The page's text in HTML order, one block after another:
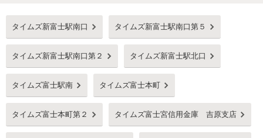
タイムズ新富士駅南口 タイムズ新富士駅南口第５
タイムズ新富士駅南口第２ タイムズ新富士駅北口
タイムズ富士駅南 タイムズ富士本町
タイムズ富士本町第２ タイムズ富士宮信用金庫 吉原支店